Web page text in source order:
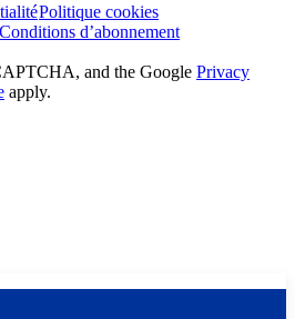
Politique cookies
Conditions d’abonnement
and the Google Privacy
apply.